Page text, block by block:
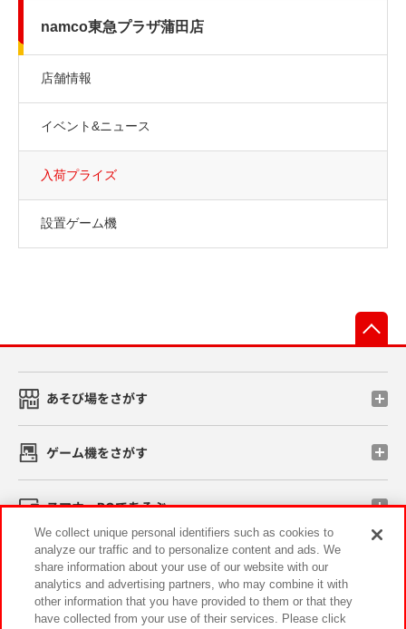
namco東急プラザ蒲田店
店舗情報
イベント&ニュース
入荷プライズ
設置ゲーム機
あそび場をさがす
ゲーム機をさがす
スマホ・PCであそぶ
イベント・キャンペーン
We collect unique personal identifiers such as cookies to
analyze our traffic and to personalize content and ads. We
share information about your use of our website with our
analytics and advertising partners, who may combine it with
other information that you have provided to them or that they
have collected from your use of their services. Please click